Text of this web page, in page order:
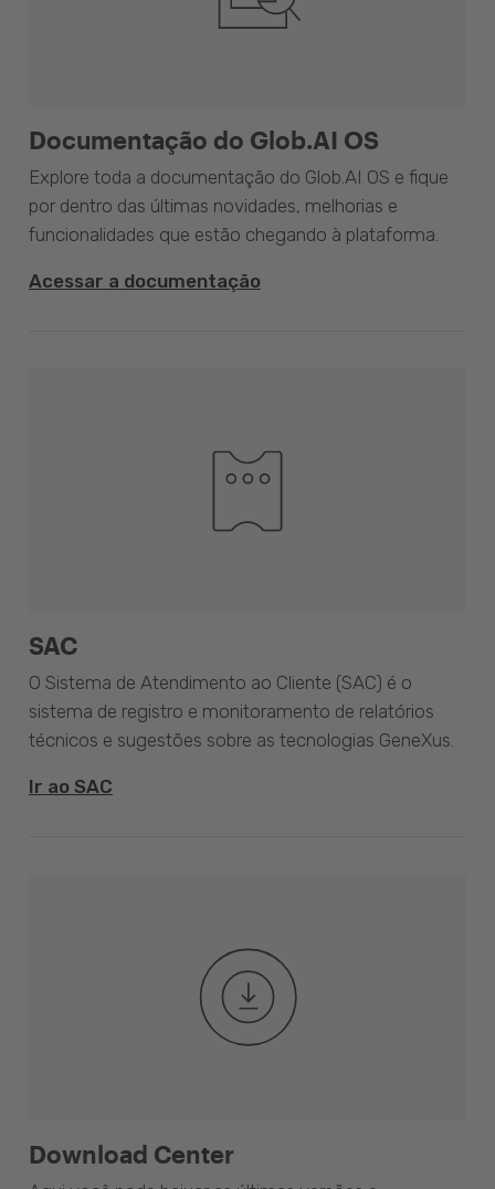
Documentação do Glob.AI OS
Explore toda a documentação do Glob.AI OS e fique
por dentro das últimas novidades, melhorias e
funcionalidades que estão chegando à plataforma.
Acessar a documentação
SAC
O Sistema de Atendimento ao Cliente (SAC) é o
sistema de registro e monitoramento de relatórios
técnicos e sugestões sobre as tecnologias GeneXus.
Ir ao SAC
Download Center